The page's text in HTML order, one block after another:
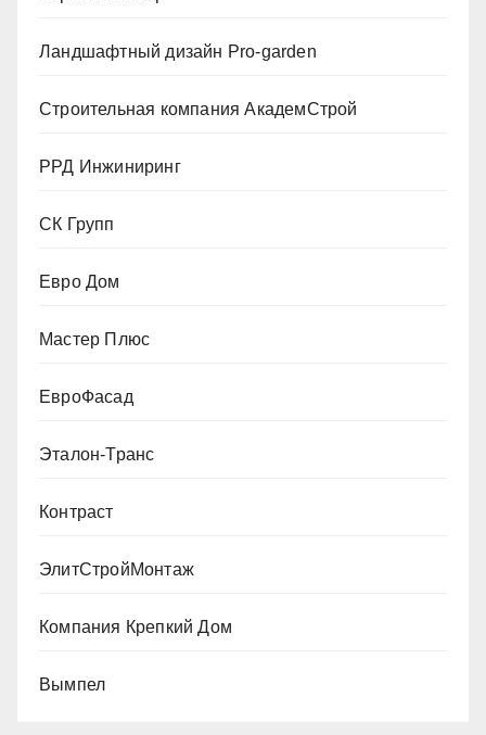
Ландшафтный дизайн Pro-garden
Строительная компания АкадемСтрой
РРД Инжиниринг
СК Групп
Евро Дом
Мастер Плюс
ЕвроФасад
Эталон-Транс
Контраст
ЭлитСтройМонтаж
Компания Крепкий Дом
Вымпел